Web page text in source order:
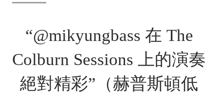
“@mikyungbass 在 The
Colburn Sessions 上的演奏
絕對精彩”（赫普斯頓低